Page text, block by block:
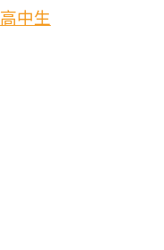
高中生